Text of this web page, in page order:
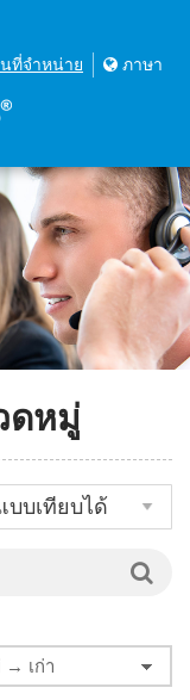
ที่จําหน่าย ภาษา
ดหมู่